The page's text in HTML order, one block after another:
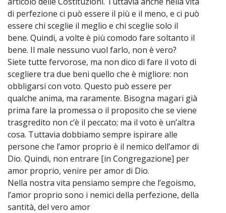
di perfezione ci può essere il più e il meno, e ci può
essere chi sceglie il meglio e chi sceglie solo il
bene. Quindi, a volte è più comodo fare soltanto il
bene. Il male nessuno vuol farlo, non è vero?
Siete tutte fervorose, ma non dico di fare il voto di
scegliere tra due beni quello che è migliore: non
obbligarsi con voto. Questo può essere per
qualche anima, ma raramente. Bisogna magari già
prima fare la promessa o il proposito che se viene
trasgredito non c’è il peccato; ma il voto è un’altra
cosa. Tuttavia dobbiamo sempre ispirare alle
persone che l’amor proprio è il nemico dell’amor di
Dio. Quindi, non entrare [in Congregazione] per
amor proprio, venire per amor di Dio.
Nella nostra vita pensiamo sempre che l’egoismo,
l’amor proprio sono i nemici della perfezione, della
santità, del vero amor